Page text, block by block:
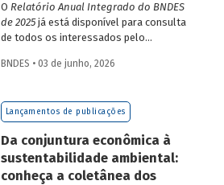
O Relatório Anual Integrado do BNDES
de 2025já está disponível para consulta
de todos os interessados pelo
sua prestação de contas. O documento
principais resultados, os impactos de sua
atuação no ano, e mostra como o BNDES
consistente e sólida, mesmo diante de
cenários desafiadores.
BNDES • 03 de junho, 2026
Lançamentos de publicações
Da conjuntura econômica à
sustentabilidade ambiental:
conheça a coletânea dos